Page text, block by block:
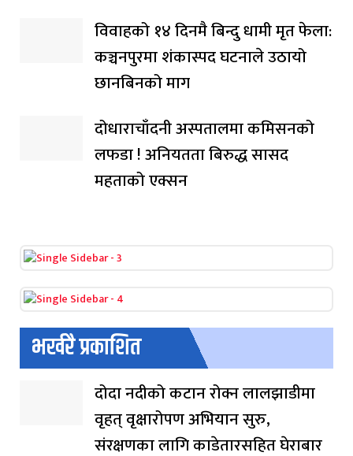
विवाहको १४ दिनमै बिन्दु धामी मृत फेला:
कञ्चनपुरमा शंकास्पद घटनाले उठायो
छानबिनको माग
दोधाराचाँदनी अस्पतालमा कमिसनको
लफडा ! अनियतता बिरुद्ध सासद
महताको एक्सन
भर्खरै प्रकाशित
दोदा नदीको कटान रोक्न लालझाडीमा
वृहत् वृक्षारोपण अभियान सुरु,
संरक्षणका लागि काडेतारसहित घेराबार